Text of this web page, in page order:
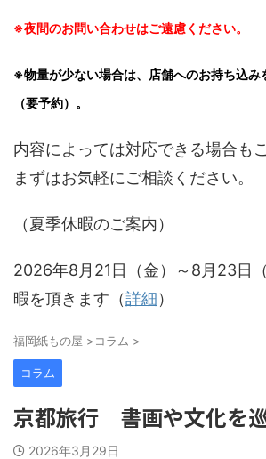
※夜間のお問い合わせはご遠慮ください。
※物量が少ない場合は、店舗へのお持ち込み
（要予約）。
内容によっては対応できる場合も
まずはお気軽にご相談ください。
（夏季休暇のご案内）
2026年8月21日（金）～8月23日
暇を頂きます（詳細）
福岡紙もの屋 >コラム >
コラム
京都旅行 書画や文化を
2026年3月29日